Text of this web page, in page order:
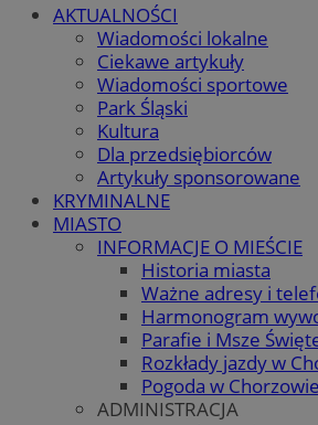
AKTUALNOŚCI
Wiadomości lokalne
Ciekawe artykuły
Wiadomości sportowe
Park Śląski
Kultura
Dla przedsiębiorców
Artykuły sponsorowane
KRYMINALNE
MIASTO
INFORMACJE O MIEŚCIE
Historia miasta
Ważne adresy i
Harmonogram
Parafie i Msze
Rozkłady jazdy w
Pogoda w Chorzowie
ADMINISTRACJA